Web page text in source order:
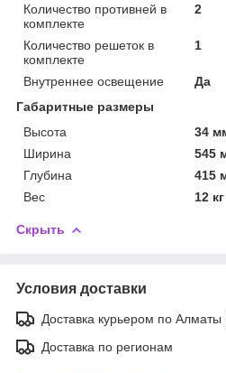
Количество противней в
комплекте
2
Количество решеток в
комплекте
1
Внутреннее освещение
Да
Габаритные размеры
Высота
34
Ширина
545
Глубина
415
Вес
12 кг
Скрыть
Условия доставки
Доставка курьером по Алматы
Доставка по регионам